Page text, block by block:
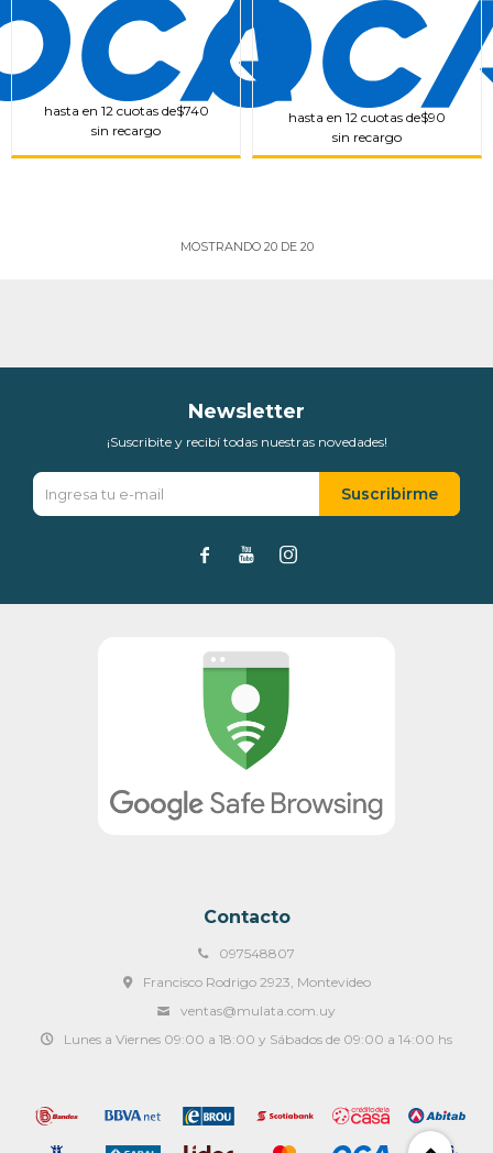
hasta en 12 cuotas de$740
sin recargo
hasta en 12 cuotas de$90
sin recargo
MOSTRANDO 20DE 20
Contacto
097548807
Francisco Rodrigo 2923, Montevideo
ventas@mulata.com.uy
Lunes a Viernes 09:00 a 18:00 y Sábados de 09:00 a 14:00 hs
Newsletter
¡Suscribite y recibí todas nuestras novedades!
Suscribirme
  